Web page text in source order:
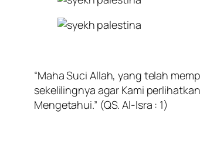
“Maha Suci Allah, yang telah
sekelilingnya agar Kami
Mengetahui.” (QS. Al-Isra : 1)